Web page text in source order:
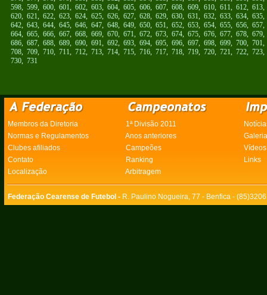
598, 599, 600, 601, 602, 603, 604, 605, 606, 607, 608, 609, 610, 611, 612, 613
620, 621, 622, 623, 624, 625, 626, 627, 628, 629, 630, 631, 632, 633, 634, 635
642, 643, 644, 645, 646, 647, 648, 649, 650, 651, 652, 653, 654, 655, 656, 657
664, 665, 666, 667, 668, 669, 670, 671, 672, 673, 674, 675, 676, 677, 678, 679
686, 687, 688, 689, 690, 691, 692, 693, 694, 695, 696, 697, 698, 699, 700, 701
708, 709, 710, 711, 712, 713, 714, 715, 716, 717, 718, 719, 720, 721, 722, 723
730, 731
Membros da Diretoria 1ª Divisão 2011
Normas e Regulamentos
Anos anteriores
Clubes afiliados
Campeões
Vídeos
Contato
Ranking
Links
Localização
Arbitragem
Federação Cearense de Futebol - R. Paulino Nogueira, 77 - Benfica -